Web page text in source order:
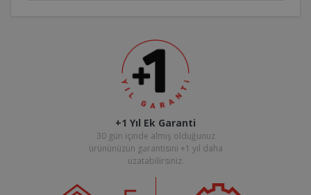
+1 Yıl Ek Garanti
30 gün içinde almış olduğunuz
ürününüzün garantisini +1 yıl daha
uzatabilirsiniz.